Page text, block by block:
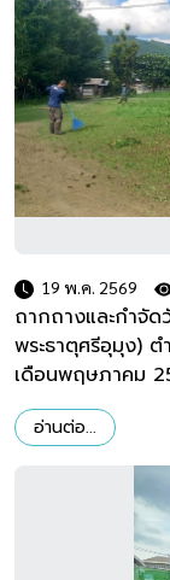
19 พ.ค. 2569
ถากถางและกำจั
พระธาตุศรีอุมุง) ต
เดือนพฤษภาคม
อ่านต่อ...